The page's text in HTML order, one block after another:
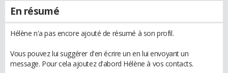
En résumé
Hélène n'a pas encore ajouté de résumé à son profil.
Vous pouvez lui suggérer d'en écrire un en lui envoyant un
message. Pour cela ajoutez d'abord Hélène à vos contacts.